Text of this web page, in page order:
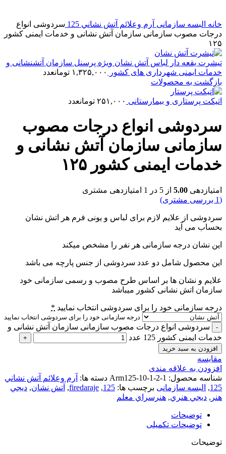
خانه البسه سازمانی آرم وعلائم آتش نشاني 125
سردوشی انواع
درجات مصوب سازمانی سازمان آتش نشانی و خدمات ایمنی کشور
۱۲۵
تیشرت یقعه دار لباس آتش نشان ویژه پرسنل سازمان آتشنشانی و
خدمات ایمنی شهرداری های کشور
۱,۳۲۵,۰۰۰ تومانعدد
بازگشت به محصولات
اتیکت پرستاری و بیمارستانی ۲۵۱,۰۰۰ تومانعدد
سردوشی انواع درجات مصوب
سازمانی سازمان آتش نشانی و
خدمات ایمنی کشور ۱۲۵
امتیازدهی 5.00 از 5 در 1 امتیازدهی مشتری
(
1 بررسی مشتری)
سردوشی از علایم لازم برای لباس و یونی فرم هر اتش نشان
بحساب می آید
این نشان درجه سازمانی هر نفر را مشخص میکند
این محصول شامل دو عدد سردوشی از جنس پارچه می باشد
علایم و نشان ها بر اساس طرح مصوب و رسمی سازمانی خود
سازمان اتش نشانی کشور میباشد
درجه سازمانی خود را برای سردوشی انتخاب نمایید *
درجه سازمانی خود را برای سردوشی انتخاب نمایید
سردوشی انواع درجات مصوب سازمانی سازمان آتش نشانی و
خدمات ایمنی کشور 125 عدد
افزودن به سبد خرید
مقایسه
افزودن به علاقه مندی
شناسه محصول: Arm125-10-1-2-1 دسته ها: آرم وعلائم آتش نشاني
125
, البسه سازمانی برچسب ها: 125
,
firedaraje
, آتش نشان, ديجي
هنر , ديجي هنري, هنرسراي معلم
توضیحات
توضیحات تکمیلی
توضیحات